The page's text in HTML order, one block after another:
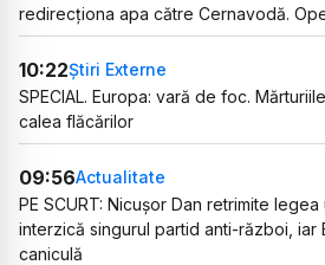
redirecționa apa către Cernavodă.
10:22Știri Externe
SPECIAL. Europa: vară de foc.
calea flăcărilor
09:56Actualitate
PE SCURT: Nicușor Dan retrimite
interzică singurul partid anti-război, iar
caniculă